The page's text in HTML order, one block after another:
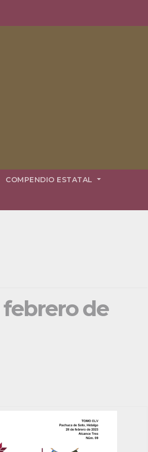
COMPENDIO ESTATAL
de